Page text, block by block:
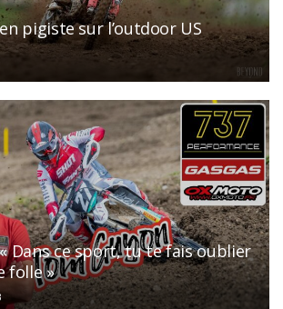
pigiste sur l’outdoor US
Dans ce sport, tu te fais oublier
folle »